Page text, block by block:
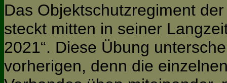
Das Objektschutzregiment
steckt mitten in seiner
2021“. Diese Übung
vorherigen, denn die